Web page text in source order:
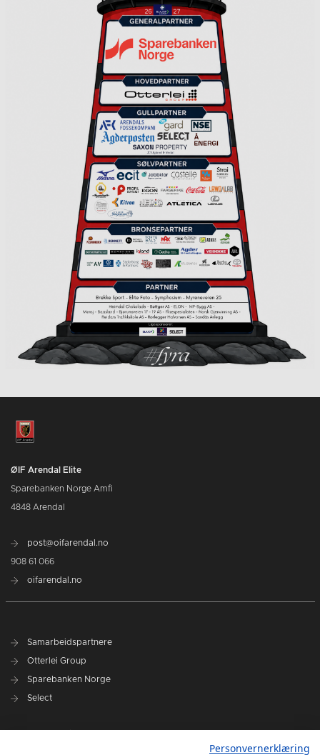
ØIF Arendal Elite
Sparebanken Norge Amfi
4848 Arendal
post@oifarendal.no
908 61 066
oifarendal.no
Samarbeidspartnere
Otterlei Group
Sparebanken Norge
Select
Personvernerklæring